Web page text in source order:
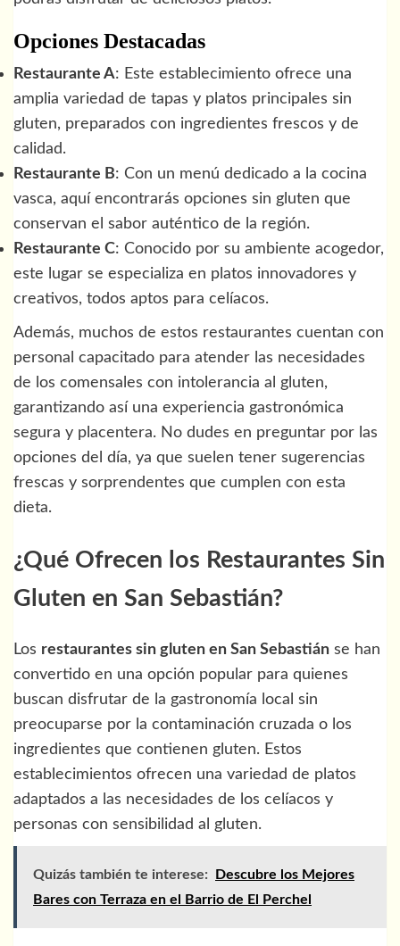
Opciones Destacadas
Restaurante A: Este establecimiento ofrece una
amplia variedad de tapas y platos principales sin
gluten, preparados con ingredientes frescos y de
calidad.
Restaurante B: Con un menú dedicado a la cocina
vasca, aquí encontrarás opciones sin gluten que
conservan el sabor auténtico de la región.
Restaurante C: Conocido por su ambiente acogedor,
este lugar se especializa en platos innovadores y
creativos, todos aptos para celíacos.
Además, muchos de estos restaurantes cuentan con
personal capacitado para atender las necesidades
de los comensales con intolerancia al gluten,
garantizando así una experiencia gastronómica
segura y placentera. No dudes en preguntar por las
opciones del día, ya que suelen tener sugerencias
frescas y sorprendentes que cumplen con esta
dieta.
¿Qué Ofrecen los Restaurantes Sin
Gluten en San Sebastián?
Los restaurantes sin gluten en San Sebastián se han
convertido en una opción popular para quienes
buscan disfrutar de la gastronomía local sin
preocuparse por la contaminación cruzada o los
ingredientes que contienen gluten. Estos
establecimientos ofrecen una variedad de platos
adaptados a las necesidades de los celíacos y
personas con sensibilidad al gluten.
Quizás también te interese:
Descubre los Mejores
Bares con Terraza en el Barrio de El Perchel